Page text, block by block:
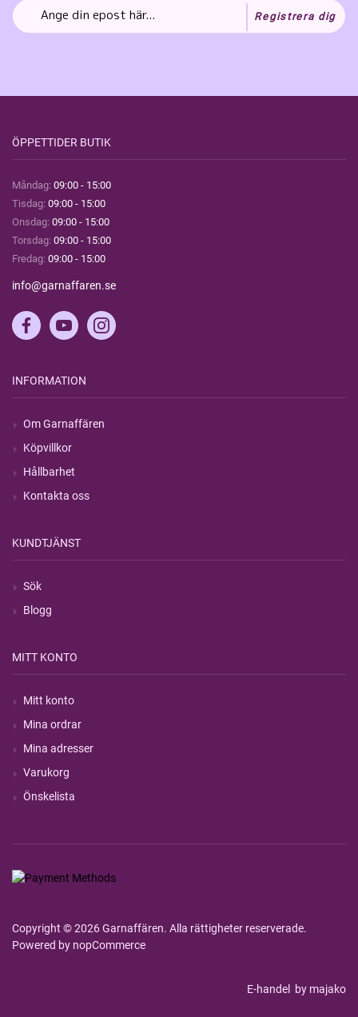
Registrera dig
ÖPPETTIDER BUTIK
Måndag: 09:00 - 15:00
Tisdag: 09:00 - 15:00
Onsdag: 09:00 - 15:00
Torsdag: 09:00 - 15:00
Fredag: 09:00 - 15:00
info@garnaffaren.se
INFORMATION
Om Garnaffären
Köpvillkor
Hållbarhet
Kontakta oss
KUNDTJÄNST
Sök
Blogg
MITT KONTO
Mitt konto
Mina ordrar
Mina adresser
Varukorg
Önskelista
Copyright © 2026 Garnaffären. Alla rättigheter reserverade.
Powered by nopCommerce
E-handel by majako